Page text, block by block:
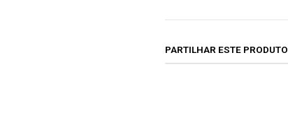
PARTILHAR ESTE PRODUTO